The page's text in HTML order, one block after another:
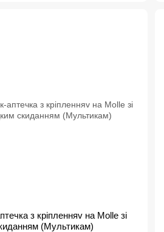
з кріпленняv на Molle зі
(Мультикам)